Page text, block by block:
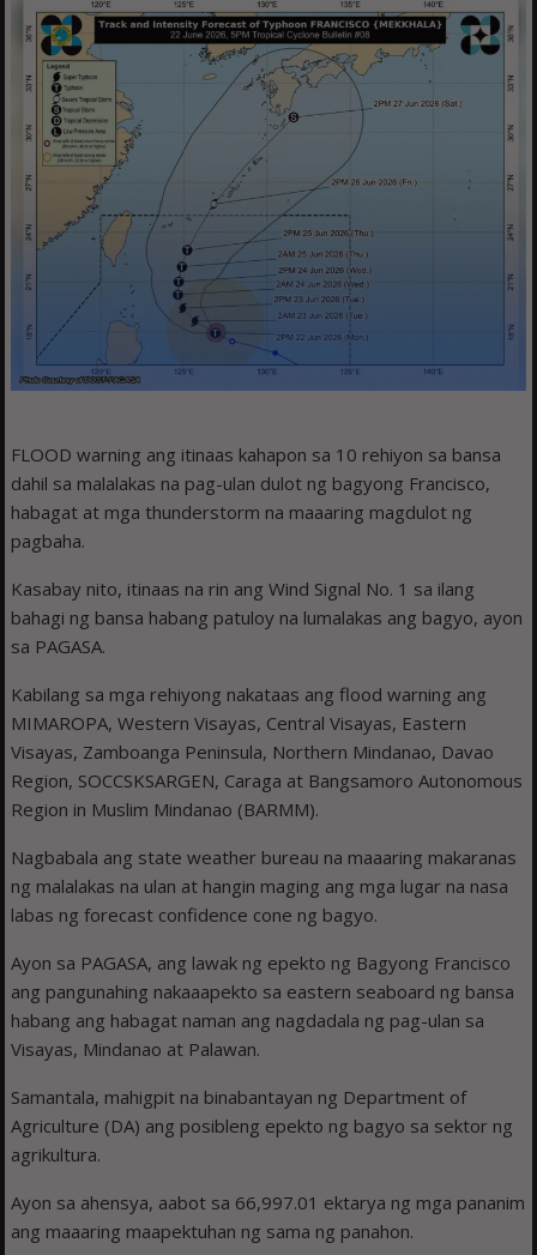
FLOOD warning ang itinaas kahapon sa 10 rehiyon sa bansa
dahil sa malalakas na pag-ulan dulot ng bagyong Francisco,
habagat at mga thunderstorm na maaaring magdulot ng
pagbaha.
Kasabay nito, itinaas na rin ang Wind Signal No. 1 sa ilang
bahagi ng bansa habang patuloy na lumalakas ang bagyo, ayon
sa PAGASA.
Kabilang sa mga rehiyong nakataas ang flood warning ang
MIMAROPA, Western Visayas, Central Visayas, Eastern
Visayas, Zamboanga Peninsula, Northern Mindanao, Davao
Region, SOCCSKSARGEN, Caraga at Bangsamoro Autonomous
Region in Muslim Mindanao (BARMM).
Nagbabala ang state weather bureau na maaaring makaranas
ng malalakas na ulan at hangin maging ang mga lugar na nasa
labas ng forecast confidence cone ng bagyo.
Ayon sa PAGASA, ang lawak ng epekto ng Bagyong Francisco
ang pangunahing nakaaapekto sa eastern seaboard ng bansa
habang ang habagat naman ang nagdadala ng pag-ulan sa
Visayas, Mindanao at Palawan.
Samantala, mahigpit na binabantayan ng Department of
Agriculture (DA) ang posibleng epekto ng bagyo sa sektor ng
agrikultura.
Ayon sa ahensya, aabot sa 66,997.01 ektarya ng mga pananim
ang maaaring maapektuhan ng sama ng panahon.